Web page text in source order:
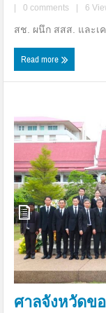
0 comments 6
สช. ผนึก สสส. และเ
Read more
ศาลจังหวัดข